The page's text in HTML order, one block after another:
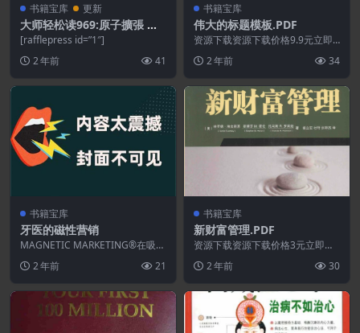
书籍宝库 更新
大师轻松读969:原子擴張 遊
戲產業以小搏大的致勝攻略
[rafflepress id=”1″]
2 年前
41
书籍宝库
伟大的标题模板.PDF
资源下载资源下载价格9.9元立即
资源永久更新资源!...
2 年前 34
书籍宝库
牙医的磁性营销
MAGNETIC MARKETING®在吸引
方式以...
2 年前 21
书籍宝库
新财富管理.PDF
资源下载资源下载价格3元立即购
2 年前 30